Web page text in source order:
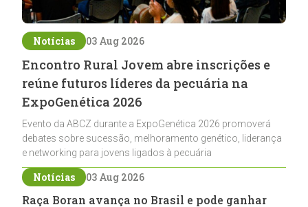
Notícias 03 Aug 2026
Encontro Rural Jovem abre inscrições e
reúne futuros líderes da pecuária na
ExpoGenética 2026
Evento da ABCZ durante a ExpoGenética 2026 promoverá
debates sobre sucessão, melhoramento genético, liderança
e networking para jovens ligados à pecuária
Notícias 03 Aug 2026
Raça Boran avança no Brasil e pode ganhar